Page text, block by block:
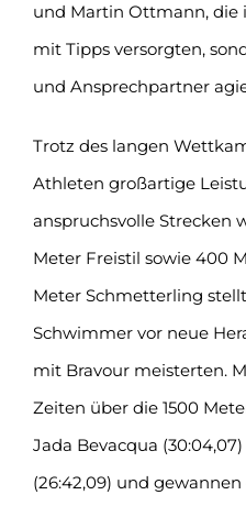
und Martin Ottmann, die
mit Tipps versorgten,
und Ansprechpartner
Trotz des langen
Athleten großartige
anspruchsvolle Strecken
Meter Freistil sowie 400
Meter Schmetterling
Schwimmer vor neue
mit Bravour meisterten.
Zeiten über die 1500
Jada Bevacqua
(26:42,09) und